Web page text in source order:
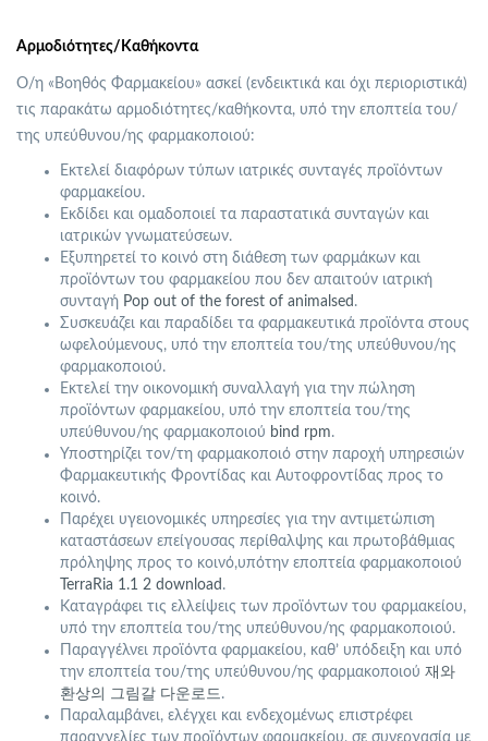
Αρμοδιότητες/Καθήκοντα
Ο/η «Βοηθός Φαρμακείου» ασκεί (ενδεικτικά και όχι περιοριστικά)
τις παρακάτω αρμοδιότητες/καθήκοντα, υπό την εποπτεία του/
της υπεύθυνου/ης φαρμακοποιού:
Εκτελεί διαφόρων τύπων ιατρικές συνταγές προϊόντων
φαρμακείου.
Εκδίδει και ομαδοποιεί τα παραστατικά συνταγών και
ιατρικών γνωματεύσεων.
Εξυπηρετεί το κοινό στη διάθεση των φαρμάκων και
προϊόντων του φαρμακείου που δεν απαιτούν ιατρική
συνταγή Pop out of the forest of animalsed .
Συσκευάζει και παραδίδει τα φαρμακευτικά προϊόντα στους
ωφελούμενους, υπό την εποπτεία του/της υπεύθυνου/ης
φαρμακοποιού.
Εκτελεί την οικονομική συναλλαγή για την πώληση
προϊόντων φαρμακείου, υπό την εποπτεία του/της
υπεύθυνου/ης φαρμακοποιού bind rpm.
Υποστηρίζει τον/τη φαρμακοποιό στην παροχή υπηρεσιών
Φαρμακευτικής Φροντίδας και Αυτοφροντίδας προς το
κοινό.
Παρέχει υγειονομικές υπηρεσίες για την αντιμετώπιση
καταστάσεων επείγουσας περίθαλψης και πρωτοβάθμιας
πρόληψης προς το κοινό,υπότην εποπτεία φαρμακοποιού
TerraRia 1.1 2 download .
Καταγράφει τις ελλείψεις των προϊόντων του φαρμακείου,
υπό την εποπτεία του/της υπεύθυνου/ης φαρμακοποιού.
Παραγγέλνει προϊόντα φαρμακείου, καθ’ υπόδειξη και υπό
την εποπτεία του/της υπεύθυνου/ης φαρμακοποιού 재와
환상의 그림갈 다운로드.
Παραλαμβάνει, ελέγχει και ενδεχομένως επιστρέφει
παραγγελίες των προϊόντων φαρμακείου, σε συνεργασία με